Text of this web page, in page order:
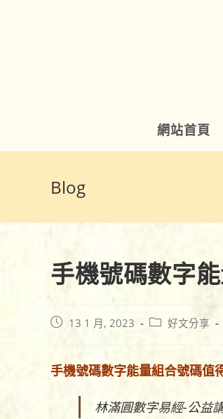
網站首頁
Blog
手機號碼數字
Post 13 1 月, 2023
Post好文分享
手機號碼數字能量組合號碼值
林滿圓數字易經-公益